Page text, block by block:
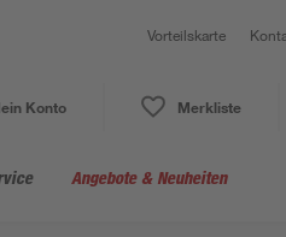
Vorteilskarte
Konto Merkliste
Angebote & Neuheiten